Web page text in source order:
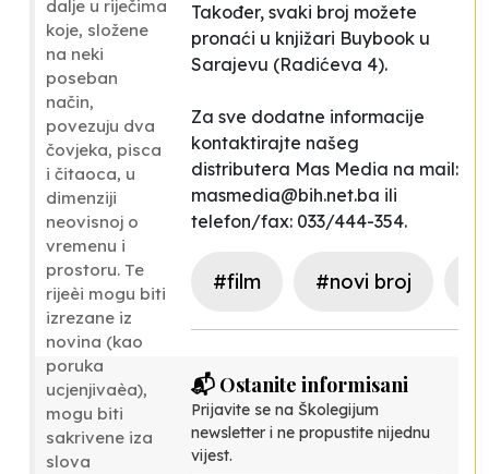
dalje u riječima
koje, složene
na neki
poseban
način,
povezuju dva
čovjeka, pisca
i čitaoca, u
dimenziji
neovisnoj o
vremenu i
prostoru. Te
rijeèi mogu biti
izrezane iz
novina (kao
poruka
ucjenjivaèa),
mogu biti
sakrivene iza
slova
Također, svaki broj možete
pronaći u knjižari Buybook u
Sarajevu (Radićeva 4).
Za sve dodatne informacije
kontaktirajte našeg
distributera Mas Media na mail:
masmedia@bih.net.ba ili
telefon/fax: 033/444-354.
#film #novi broj
📬 Ostanite informisani
Prijavite se na Školegijum
newsletter i ne propustite nijednu
vijest.